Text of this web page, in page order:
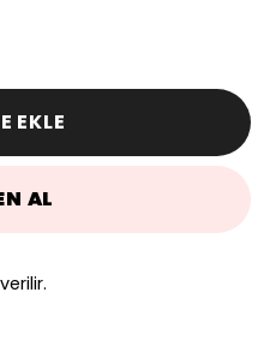
EKLE
AL